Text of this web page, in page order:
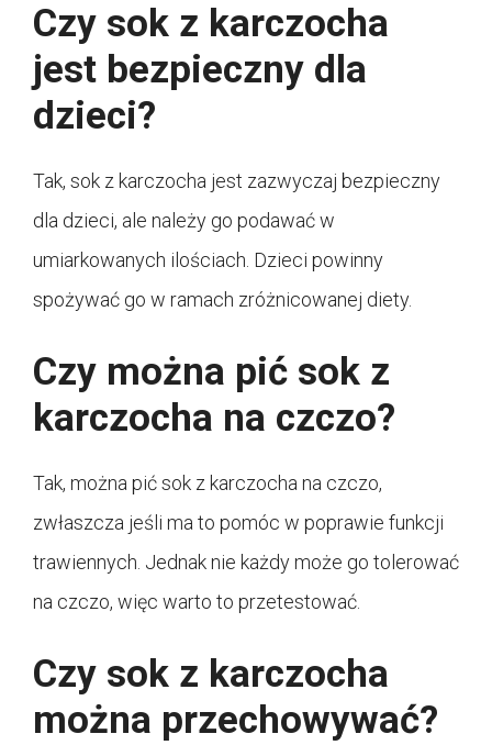
Czy sok z karczocha
jest bezpieczny dla
dzieci?
Tak, sok z karczocha jest zazwyczaj bezpieczny
dla dzieci, ale należy go podawać w
umiarkowanych ilościach. Dzieci powinny
spożywać go w ramach zróżnicowanej diety.
Czy można pić sok z
karczocha na czczo?
Tak, można pić sok z karczocha na czczo,
zwłaszcza jeśli ma to pomóc w poprawie funkcji
trawiennych. Jednak nie każdy może go tolerować
na czczo, więc warto to przetestować.
Czy sok z karczocha
można przechowywać?